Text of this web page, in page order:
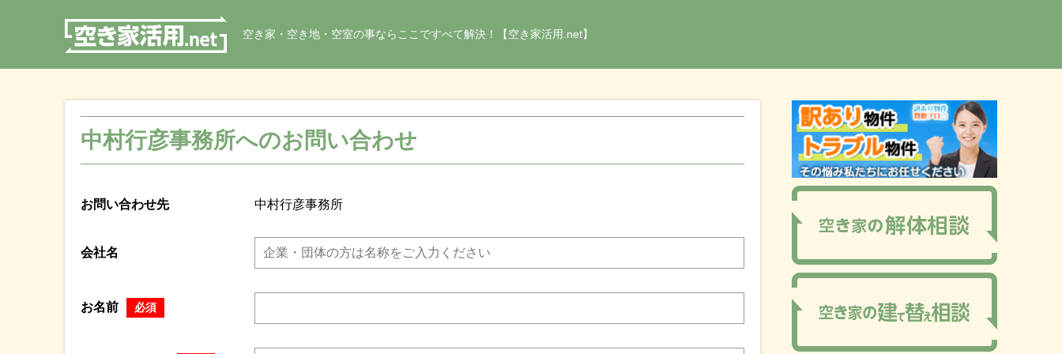
空き家・空き地・空室の事ならここですべて解決！【空き家活用.net】
中村行彦事務所へのお問い合わせ
お問い合わせ先 中村行彦事務所
会社名
お名前 必須